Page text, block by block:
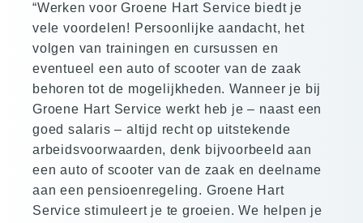
“Werken voor Groene Hart Service biedt je
vele voordelen! Persoonlijke aandacht, het
volgen van trainingen en cursussen en
eventueel een auto of scooter van de zaak
behoren tot de mogelijkheden. Wanneer je bij
Groene Hart Service werkt heb je – naast een
goed salaris – altijd recht op uitstekende
arbeidsvoorwaarden, denk bijvoorbeeld aan
een auto of scooter van de zaak en deelname
aan een pensioenregeling. Groene Hart
Service stimuleert je te groeien. We helpen je